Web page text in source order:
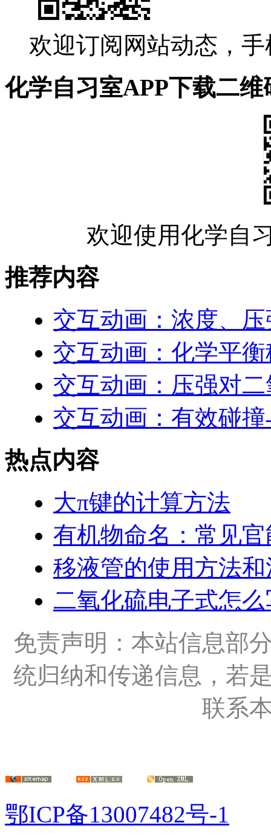
欢迎订阅网站动态，
化学自习室APP下载二维
欢迎使用化学自
推荐内容
交互动画：浓度、
交互动画：化学平
交互动画：压强对
交互动画：有效碰
热点内容
大π键的计算方法
有机物命名：常见
移液管的使用方法
二氧化硫电子式怎
免责声明：本站信息部
统归纳和传递信息，若
联系
鄂ICP备13007482号-1